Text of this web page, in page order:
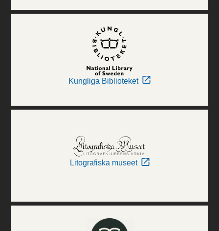
Kungliga Biblioteket
Litografiska museet